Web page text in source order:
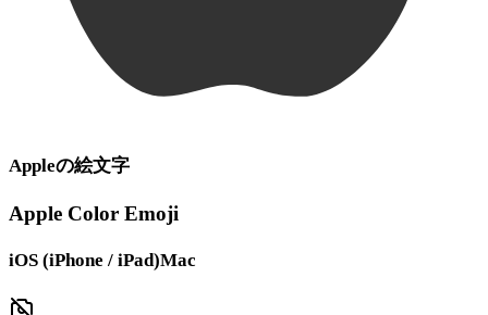
Appleの絵文字
Apple Color Emoji
iOS (iPhone / iPad)Mac